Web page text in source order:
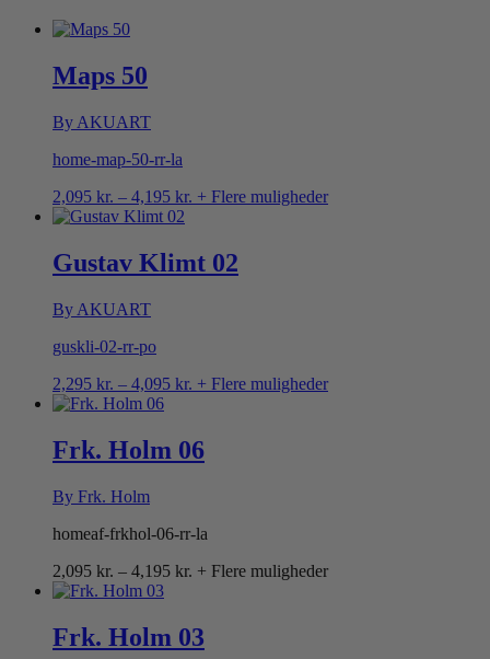
Maps 50
By AKUART
home-map-50-rr-la
2,095 kr. – 4,195 kr. Prisinterval:
4,195 kr.
+ Flere muligheder
Gustav Klimt 02
By AKUART
guskli-02-rr-po
2,295 kr. – 4,095 kr. Prisinterval:
4,095 kr.
+ Flere muligheder
Frk. Holm 06
By Frk. Holm
homeaf-frkhol-06-rr-la
2,095 kr. – 4,195 kr. Prisinterval:
4,195 kr.
+ Flere muligheder
Frk. Holm 03